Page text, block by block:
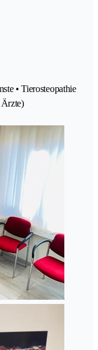
• Tierosteopathie
Ärzte)